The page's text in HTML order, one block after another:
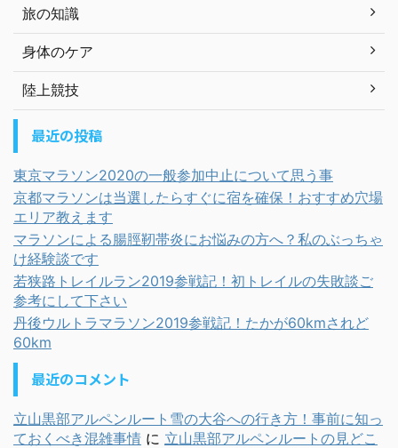
旅の知識
身体のケア
陸上競技
最近の投稿
東京マラソン2020の一般参加中止について思う事
京都マラソンは当選したらすぐに宿を確保！おすすめ穴場
エリア教えます
マラソンによる腸脛靭帯炎にお悩みの方へ？私のぶっちゃ
け経験談です
若狭路トレイルラン2019参戦記！初トレイルの失敗談ご
参考にして下さい
丹後ウルトラマラソン2019参戦記！たかが60kmされど
60km
最近のコメント
立山黒部アルペンルート雪の大谷への行き方！事前に知っ
ておくべき混雑事情 に 立山黒部アルペンルートの見どこ